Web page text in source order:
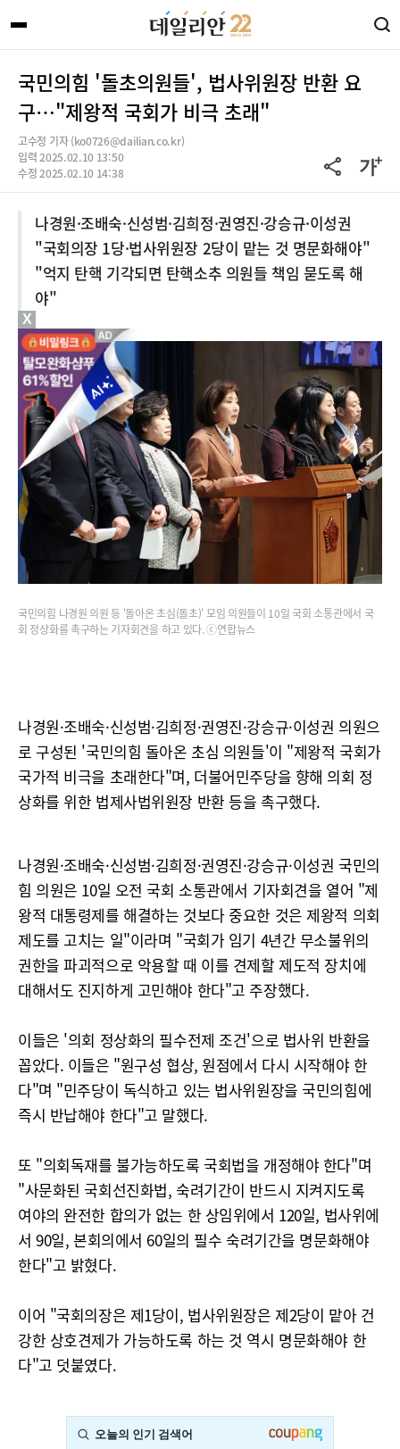
국민의힘 '돌초의원들', 법사위원장 반환 요
구…"제왕적 국회가 비극 초래"
고수정 기자 (ko0726@dailian.co.kr)
입력 2025.02.10 13:50
수정 2025.02.10 14:38
나경원·조배숙·신성범·김희정·권영진·강승규·이성권
"국회의장 1당·법사위원장 2당이 맡는 것 명문화해야"
"억지 탄핵 기각되면 탄핵소추 의원들 책임 묻도록 해
야"
국민의힘 나경원 의원 등 '돌아온 초심(돌초)' 모임 의원들이 10일 국회 소통관에서 국
회 정상화를 촉구하는 기자회견을 하고 있다. ⓒ연합뉴스
나경원·조배숙·신성범·김희정·권영진·강승규·이성권 의원으
로 구성된 '국민의힘 돌아온 초심 의원들'이 "제왕적 국회가
국가적 비극을 초래한다"며, 더불어민주당을 향해 의회 정
상화를 위한 법제사법위원장 반환 등을 촉구했다.
나경원·조배숙·신성범·김희정·권영진·강승규·이성권 국민의
힘 의원은 10일 오전 국회 소통관에서 기자회견을 열어 "제
왕적 대통령제를 해결하는 것보다 중요한 것은 제왕적 의회
제도를 고치는 일"이라며 "국회가 임기 4년간 무소불위의
권한을 파괴적으로 악용할 때 이를 견제할 제도적 장치에
대해서도 진지하게 고민해야 한다"고 주장했다.
이들은 '의회 정상화의 필수전제 조건'으로 법사위 반환을
꼽았다. 이들은 "원구성 협상, 원점에서 다시 시작해야 한
다"며 "민주당이 독식하고 있는 법사위원장을 국민의힘에
즉시 반납해야 한다"고 말했다.
또 "의회독재를 불가능하도록 국회법을 개정해야 한다"며
"사문화된 국회선진화법, 숙려기간이 반드시 지켜지도록
여야의 완전한 합의가 없는 한 상임위에서 120일, 법사위에
서 90일, 본회의에서 60일의 필수 숙려기간을 명문화해야
한다"고 밝혔다.
이어 "국회의장은 제1당이, 법사위원장은 제2당이 맡아 건
강한 상호견제가 가능하도록 하는 것 역시 명문화해야 한
다"고 덧붙였다.
X